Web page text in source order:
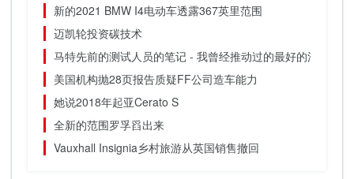
新的2021 BMW I4电动车透露367英里范围
迈凯轮投资碳技术
马特先前的测试人员的笔记 - 我曾经推动过的最好的汽车
美国机构抛28页报告质疑FF公司造车能力
她说2018年起亚Cerato S
全新的范围罗孚舀出来
Vauxhall Insignia乡村旅游从英国销售撤回